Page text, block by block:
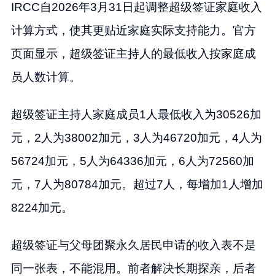
IRCC自2026年3月31日起调整超级签证家庭收入
计算方式，使其更贴近家庭实际支持能力。官方
页面显示，超级签证主持人的最低收入按家庭成
员人数计算。
超级签证主持人家庭成员1人最低收入为30526加
元，2人为38002加元，3人为46720加元，4人为
56724加元，5人为64336加元，6人为72560加
元，7人为80784加元。超过7人，每增加1人增加
8224加元。
超级签证与父母团聚永久居民申请的收入表不是
同一张表，不能混用。前者解决长期探亲，后者